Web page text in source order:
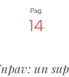
Pag.
14
un